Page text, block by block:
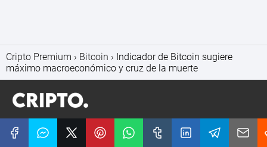
Cripto Premium Bitcoin
Indicador de Bitcoin sugiere
máximo macroeconómico y cruz de la muerte